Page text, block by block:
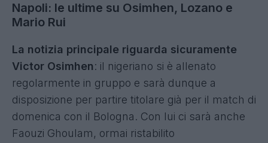
Napoli: le ultime su Osimhen, Lozano e
Mario Rui
La notizia principale riguarda sicuramente
Victor Osimhen: il nigeriano si è allenato
regolarmente in gruppo e sarà dunque a
disposizione per partire titolare già per il match di
domenica con il Bologna. Con lui ci sarà anche
Faouzi Ghoulam, ormai ristabilito